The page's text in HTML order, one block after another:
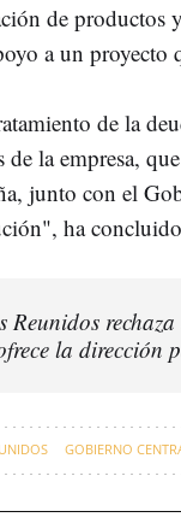
de productos
a un proyecto
de la
la empresa,
junto con el
ha
la dirección
GOBIERNO